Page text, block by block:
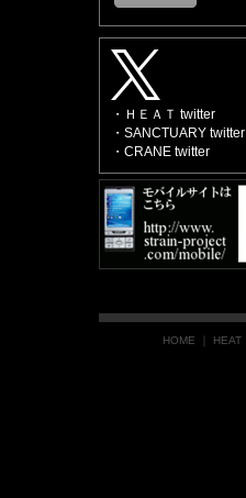
・ＨＥＡＴ twitter
・SANCTUARY twitter
・CRANE twitter
HOME HEAT